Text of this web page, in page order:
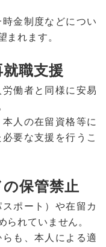
金制度などについ
まれます。
就職支援
働者と同様に安易
人の在留資格等に
要な支援を行うこ
の保管禁止
ポート）や在留カ
られていません。
も、本人による適